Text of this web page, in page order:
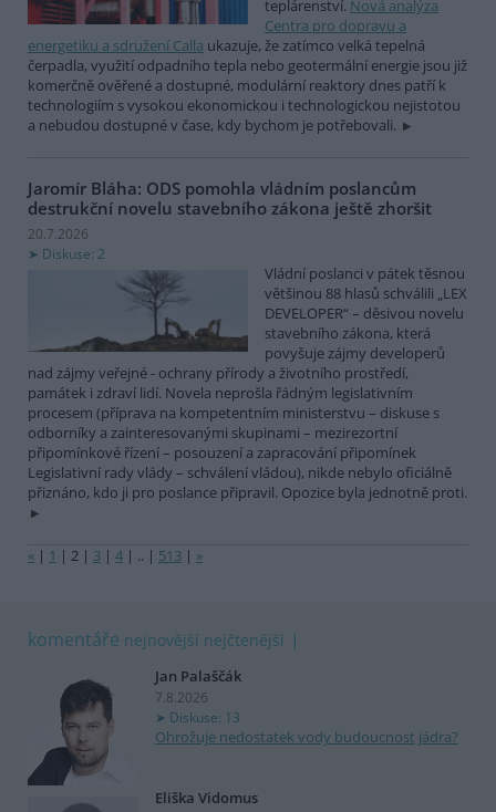
teplárenství. Nová analýza
Centra pro dopravu a
energetiku a sdružení Calla ukazuje, že zatímco velká tepelná
čerpadla, využití odpadního tepla nebo geotermální energie jsou již
komerčně ověřené a dostupné, modulární reaktory dnes patří k
technologiím s vysokou ekonomickou i technologickou nejistotou
a nebudou dostupné v čase, kdy bychom je potřebovali.
Jaromír Bláha: ODS pomohla vládním poslancům
destrukční novelu stavebního zákona ještě zhoršit
20.7.2026
Diskuse: 2
Vládní poslanci v pátek těsnou
většinou 88 hlasů schválili „LEX
DEVELOPER“ – děsivou novelu
stavebního zákona, která
povyšuje zájmy developerů
nad zájmy veřejné - ochrany přírody a životního prostředí,
památek i zdraví lidí. Novela neprošla řádným legislativním
procesem (příprava na kompetentním ministerstvu – diskuse s
odborníky a zainteresovanými skupinami – mezirezortní
připomínkové řízení – posouzení a zapracování připomínek
Legislativní rady vlády – schválení vládou), nikde nebylo oficiálně
přiznáno, kdo ji pro poslance připravil. Opozice byla jednotně proti.
« | 1 | 2 | 3 | 4 | .. | 513 | »
komentáře nejnovější nejčtenější
Jan Palaščák
7.8.2026
Diskuse: 13
Ohrožuje nedostatek vody budoucnost jádra?
Eliška Vidomus